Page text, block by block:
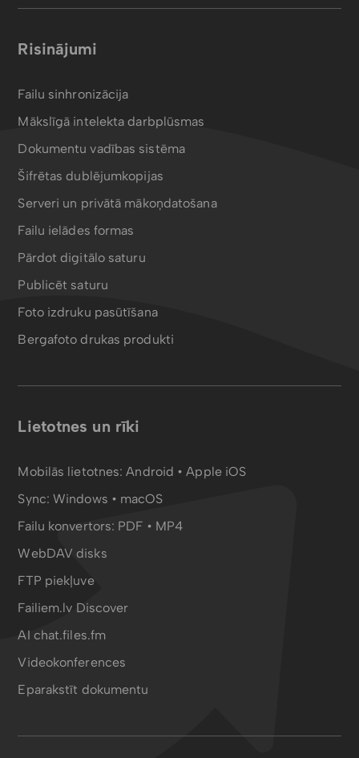
Risinājumi
Failu sinhronizācija
Mākslīgā intelekta darbplūsmas
Dokumentu vadības sistēma
Šifrētas dublējumkopijas
Serveri un privātā mākoņdatošana
Failu ielādes formas
Pārdot digitālo saturu
Publicēt saturu
Foto izdruku pasūtīšana
Bergafoto drukas produkti
Lietotnes un rīki
Mobilās lietotnes:Android •Apple iOS
Sync:Windows • macOS
Failu konvertors: PDF • MP4
WebDAV disks
FTP piekļuve
Failiem.lv Discover
AI chat.files.fm
Videokonferences
Eparakstīt dokumentu